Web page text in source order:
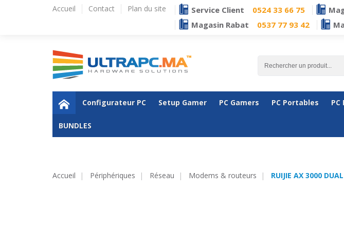
Accueil Contact Plan du site Service Client 0524 33 66 75
Magasin Rabat
0537 77 93 42
Configurateur PC Setup Gamer PC Gamers PC Portables PC
BUNDLES
Accueil Périphériques Réseau Modems & routeurs RUIJIE AX 3000